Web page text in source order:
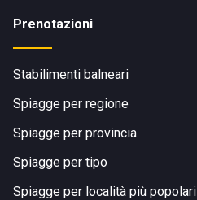
Prenotazioni
Stabilimenti balneari
Spiagge per regione
Spiagge per provincia
Spiagge per tipo
Spiagge per località più popolari